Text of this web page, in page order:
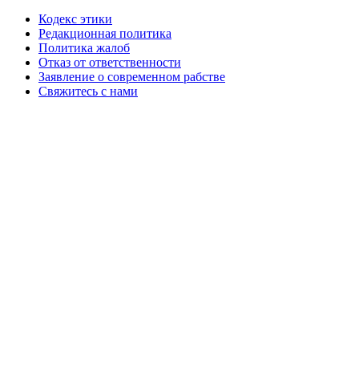
Кодекс этики
Редакционная политика
Политика жалоб
Отказ от ответственности
Заявление о современном рабстве
Свяжитесь с нами